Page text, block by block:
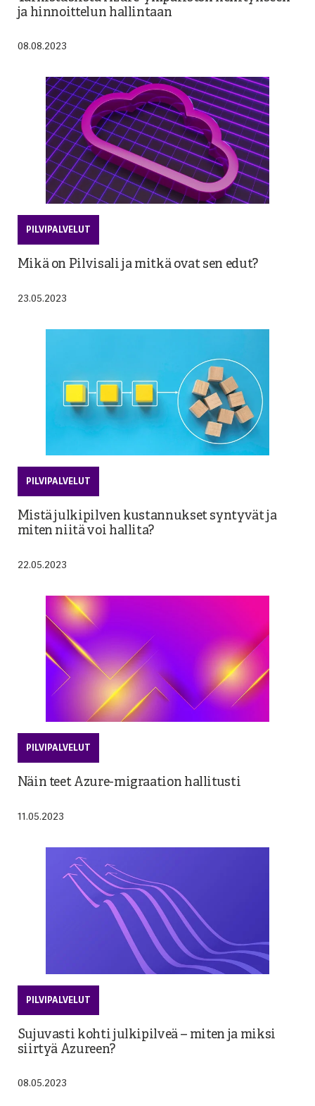
ja hinnoittelun hallintaan
08.08.2023
PILVIPALVELUT
Mikä on Pilvisali ja mitkä ovat sen edut?
23.05.2023
PILVIPALVELUT
Mistä julkipilven kustannukset syntyvät ja
miten niitä voi hallita?
22.05.2023
PILVIPALVELUT
Näin teet Azure-migraation hallitusti
11.05.2023
PILVIPALVELUT
Sujuvasti kohti julkipilveä – miten ja miksi
siirtyä Azureen?
08.05.2023